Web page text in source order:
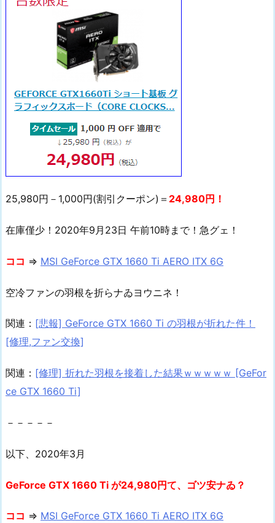
25,980円－1,000円(割引クーポン)＝ 24,980円！
在庫僅少！2020年9月23日 午前10時まで！急グェ！
ココ ⇒ MSI GeForce GTX 1660 Ti AERO ITX 6G
空冷ファンの羽根を折らナゐヨウニネ！
関連： [悲報] GeForce GTX 1660 Ti の羽根が折れた件！
[修理,ファン交換]
関連： [修理] 折れた羽根を接着した結果ｗｗｗｗｗ [GeFor
ce GTX 1660 Ti]
－－－－－
以下、2020年3月
GeForce GTX 1660 Ti が24,980円て、ゴツ安ナゐ？
ココ ⇒ MSI GeForce GTX 1660 Ti AERO ITX 6G